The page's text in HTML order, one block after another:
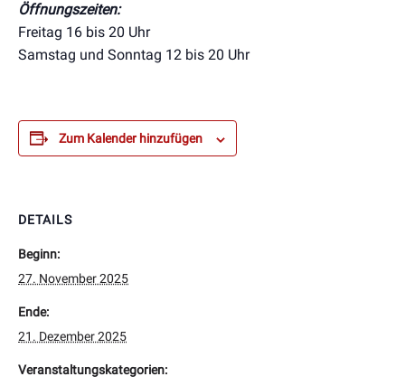
Öffnungszeiten:
Freitag 16 bis 20 Uhr
Samstag und Sonntag 12 bis 20 Uhr
Zum Kalender hinzufügen
DETAILS
Beginn:
27. November 2025
Ende:
21. Dezember 2025
Veranstaltungskategorien: